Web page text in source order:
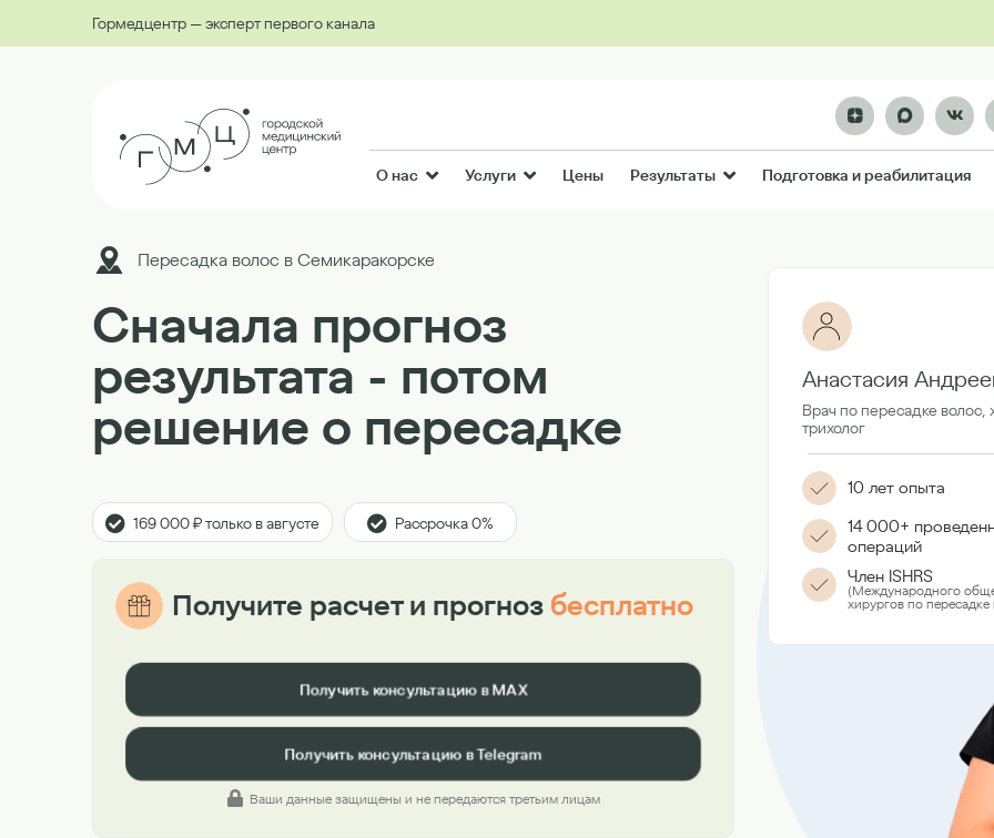
Гормедцентр — эксперт первого канала
О нас Услуги Цены Результаты Подготовка и реабилитация
Пересадка волос в Семикаракорске
Сначала прогноз
результата - потом
решение о пересадке
169 000 ₽ только в августе Рассрочка 0%
Получите расчет и прогноз бесплатно
Получить консультацию в MAX
Получить консультацию в Telegram
Ваши данные защищены и не передаются третьим лицам
Анастасия
Врач по пересадке волос,
трихолог
10 лет опыта
14 000+
операций
Член ISHRS
(Международного
хирургов по пересадке